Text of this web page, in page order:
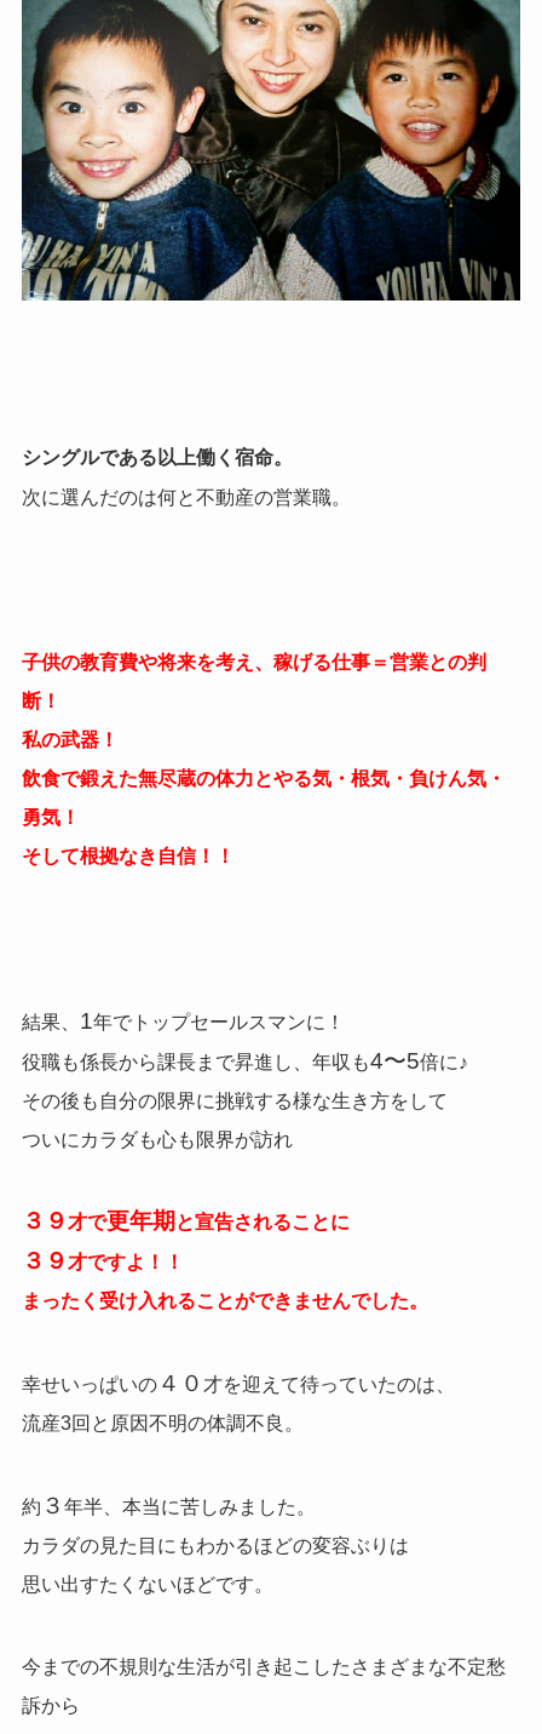
シングルである以上働く宿命。
次に選んだのは何と不動産の営業職。
子供の教育費や将来を考え、稼げる仕事＝営業との判
断！
私の武器！
飲食で鍛えた無尽蔵の体力とやる気・根気・負けん気・
勇気！
そして根拠なき自信！！
結果、 1年でトップセールスマンに！
役職も係長から課長まで昇進し、年収も4〜5倍に♪
その後も自分の限界に挑戦する様な生き方をして
ついにカラダも心も限界が訪れ
３９ 才で更年期 と宣告されることに
３９ 才ですよ！！
まったく受け入れることができませんでした。
幸せいっぱいの４０ 才を迎えて待っていたのは、
流産3回と原因不明の体調不良。
約 ３ 年半、本当に苦しみました。
カラダの見た目にもわかるほどの変容ぶりは
思い出すたくないほどです。
今までの不規則な生活が引き起こしたさまざまな不定愁
訴から